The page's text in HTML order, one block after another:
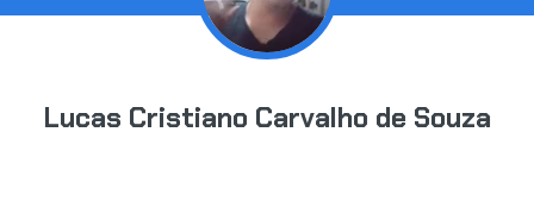
Lucas Cristiano Carvalho de Souza